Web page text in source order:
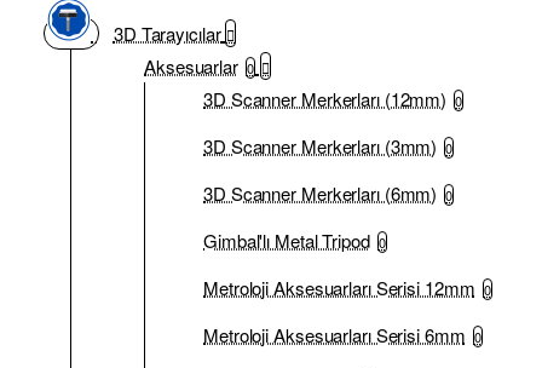
3D Tarayıcılar
Aksesuarlar 0
3D Scanner Merkerları (12mm) 0
3D Scanner Merkerları (3mm) 0
3D Scanner Merkerları (6mm) 0
Gimbal'lı Metal Tripod 0
Metroloji Aksesuarları Serisi 12mm 0
Metroloji Aksesuarları Serisi 6mm 0